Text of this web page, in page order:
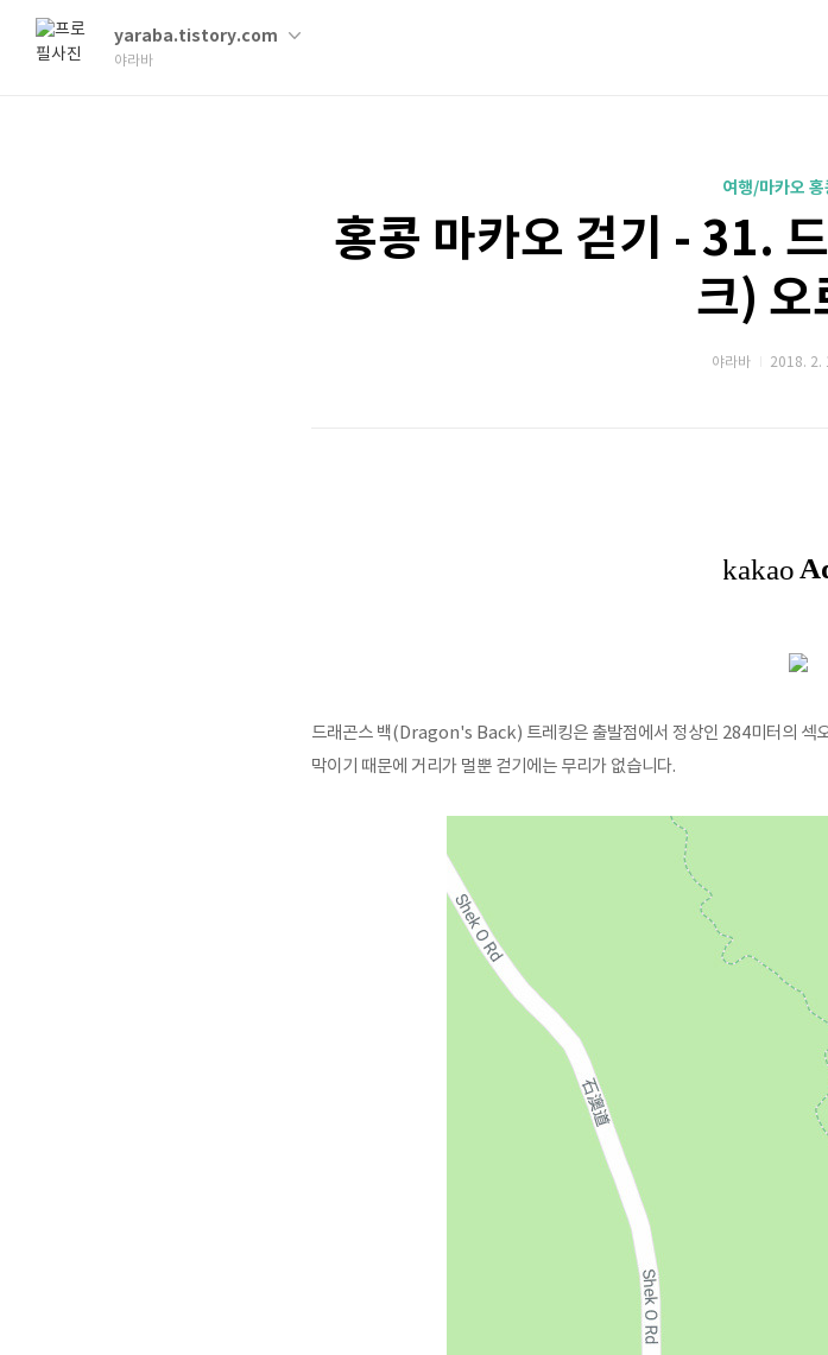
yaraba.tistory.com
야라바
여행/마카오 홍
홍콩 마카오 걷기 - 31.
크) 오
야라바 2018. 2.
드래곤스 백(Dragon's Back) 트레킹은 출발점에서 정상인 284미터의 섹
막이기 때문에 거리가 멀뿐 걷기에는 무리가 없습니다.